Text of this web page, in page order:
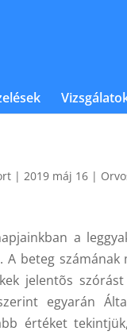
|2019 máj 16 |
a
A beteg
jelentõs
egyarán
értéket